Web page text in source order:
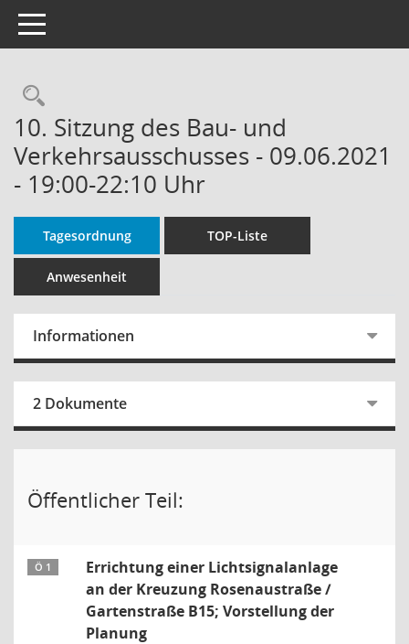
Toggle navigation
Rechercheauswahl
10. Sitzung des Bau- und
Verkehrsausschusses - 09.06.2021
- 19:00-22:10 Uhr
Tagesordnung TOP-Liste
Anwesenheit
Informationen
2 Dokumente
Öffentlicher Teil:
Ö 1
Errichtung einer Lichtsignalanlage
an der Kreuzung Rosenaustraße /
Gartenstraße B15; Vorstellung der
Planung